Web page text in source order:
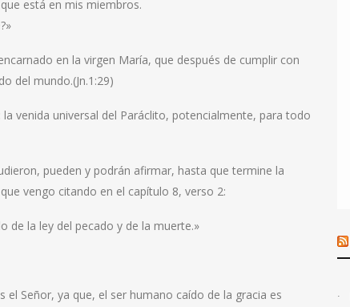
está en mis miembros.
en la virgen María, que después de cumplir con
del mundo.(Jn.1:29)
venida universal del Paráclito, potencialmente, para todo
pueden y podrán afirmar, hasta que termine la
vengo citando en el capítulo 8, verso 2:
de la ley del pecado y de la muerte.»
Señor, ya que, el ser humano caído de la gracia es